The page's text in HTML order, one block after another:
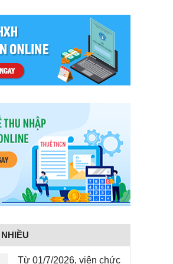
Từ 01/7/2026, viên chức